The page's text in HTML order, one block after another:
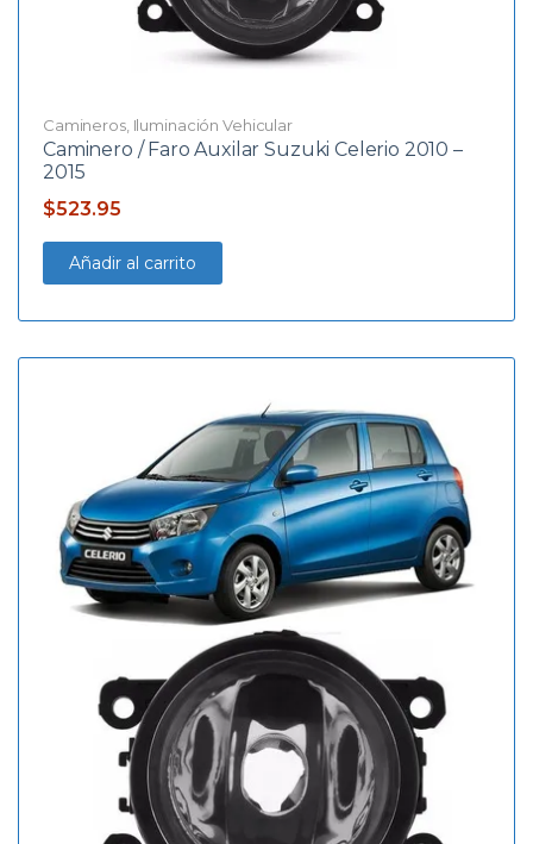
Camineros, Iluminación Vehicular
Caminero / Faro Auxilar Suzuki Celerio 2010 –
2015
$523.95
Añadir al carrito